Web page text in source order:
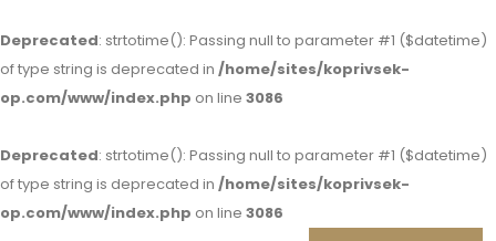
Deprecated: strtotime(): Passing null to parameter #1 ($datetime)
of type string is deprecated in /home/sites/koprivsek-
op.com/www/index.php on line 3086
Deprecated: strtotime(): Passing null to parameter #1 ($datetime)
of type string is deprecated in /home/sites/koprivsek-
op.com/www/index.php on line 3086